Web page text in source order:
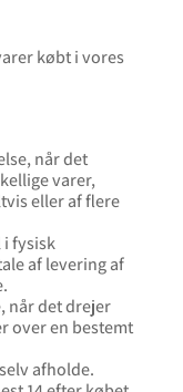
købt i vores
når det
varer,
eller af flere
i fysisk
af levering af
når det drejer
over en bestemt
afholde.